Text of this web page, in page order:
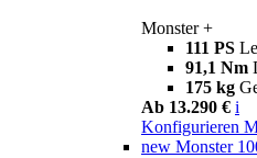
Monster +
111 PS
91,1 Nm
175 kg
Ab 13.290 € i
Konfigurieren
new Monster